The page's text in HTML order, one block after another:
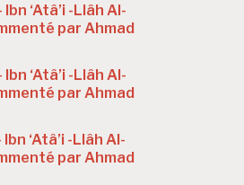
‘Atâ’i -Llâh Al-
par Ahmad
‘Atâ’i -Llâh Al-
par Ahmad
‘Atâ’i -Llâh Al-
par Ahmad